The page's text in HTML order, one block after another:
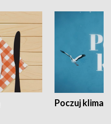
Poczuj klimat